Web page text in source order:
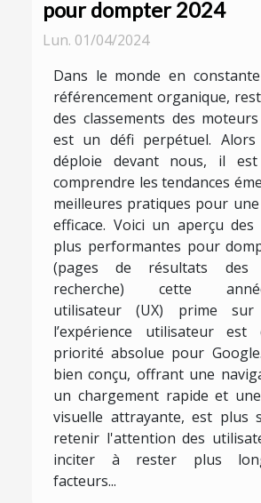
pour dompter 2024
Lun. 01/04/2024
Dans le monde en
référencement organique,
des classements des
est un défi perpétuel.
déploie devant nous, il
comprendre les tendances
meilleures pratiques pour une
efficace. Voici un aperçu
plus performantes pour
(pages de résultats des
recherche) cette
utilisateur (UX) prime sur
l’expérience utilisateur est
priorité absolue pour
bien conçu, offrant une
un chargement rapide et
visuelle attrayante, est plus
retenir l'attention des
inciter à rester plus
facteurs...